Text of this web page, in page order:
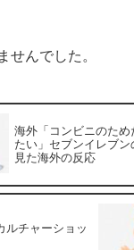
せんでした。
海外「コンビニのた
たい」セブンイレブ
見た海外の反応
ルチャーショッ